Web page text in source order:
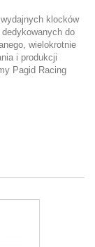
klocków
do
wielokrotnie
i produkcji
Pagid Racing